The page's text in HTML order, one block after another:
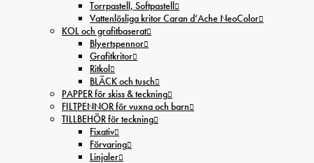
Torrpastell, Softpastell
Vattenlösliga kritor Caran d’Ache NeoColor
KOL och grafitbaserat
Blyertspennor
Grafitkritor
Ritkol
BLÄCK och tusch
PAPPER för skiss & teckning
FILTPENNOR för vuxna och barn
TILLBEHÖR för teckning
Fixativ
Förvaring
Linjaler